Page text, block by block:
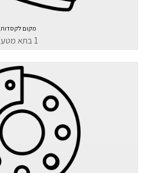
מקום לקסדות
1 בתא מטען